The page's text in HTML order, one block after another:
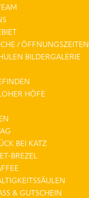
/ ÖFFNUNGSZEITEN
BILDERGALERIE
HÖFE
BEI KATZ
BREZEL
& GUTSCHEIN